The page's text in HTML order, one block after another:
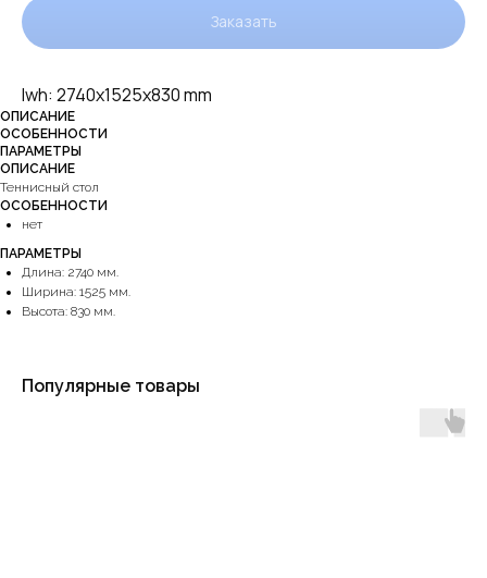
Заказать
lwh: 2740x1525x830 mm
ОПИСАНИЕ
ОСОБЕННОСТИ
ПАРАМЕТРЫ
ОПИСАНИЕ
Теннисный стол
ОСОБЕННОСТИ
нет
ПАРАМЕТРЫ
Длина: 2740 мм.
Ширина: 1525 мм.
Высота: 830 мм.
Популярные товары